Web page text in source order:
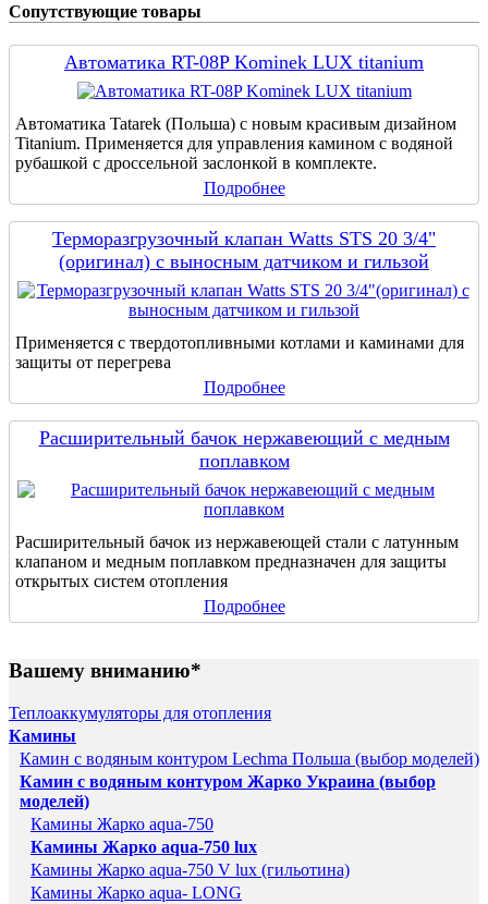
Сопутствующие товары
Автоматика RT-08P Kominek LUX titanium
Автоматика Tatarek (Польша) с новым красивым дизайном
Titanium. Применяется для управления камином с водяной
рубашкой с дроссельной заслонкой в комплекте.
Подробнее
Терморазгрузочный клапан Watts STS 20 3/4"
(оригинал) с выносным датчиком и гильзой
Применяется с твердотопливными котлами и каминами для
защиты от перегрева
Подробнее
Расширительный бачок нержавеющий с медным
поплавком
Расширительный бачок из нержавеющей стали с латунным
клапаном и медным поплавком предназначен для защиты
открытых систем отопления
Подробнее
Вашему вниманию*
Теплоаккумуляторы для отопления
Камины
Камин с водяным контуром Lechma Польша (выбор моделей)
Камин с водяным контуром Жарко Украина (выбор
моделей)
Камины Жарко aqua-750
Камины Жарко aqua-750 lux
Камины Жарко aqua-750 V lux (гильотина)
Камины Жарко aqua- LONG